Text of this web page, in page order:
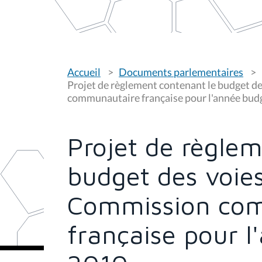
o
u
ê
:
Accueil
Documents parlementaires
Projet de règlement contenant le budget
communautaire française pour l'année
Projet de
budget des
Commission
française pour